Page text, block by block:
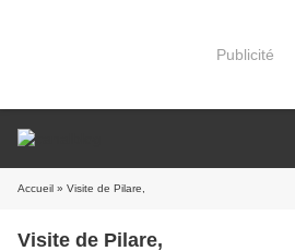
Publicité
Accueil » Visite de Pilare,
Visite de Pilare,